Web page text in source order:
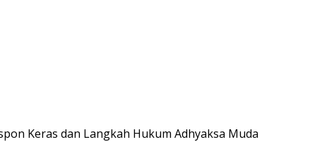
Keras dan Langkah Hukum Adhyaksa Muda